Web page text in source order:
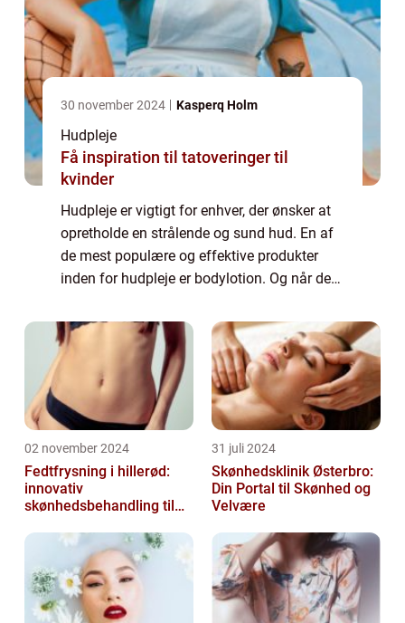
30 november 2024 Kasperq Holm
Hudpleje
Få inspiration til tatoveringer til
kvinder
Hudpleje er vigtigt for enhver, der ønsker at
opretholde en strålende og sund hud. En af
de mest populære og effektive produkter
inden for hudpleje er bodylotion. Og når det
anerkendte og eftertragtede mærker B...
02 november 2024
Fedtfrysning i hillerød:
innovativ
skønhedsbehandling til
31 juli 2024
Skønhedsklinik Østerbro:
Din Portal til Skønhed og
Velvære